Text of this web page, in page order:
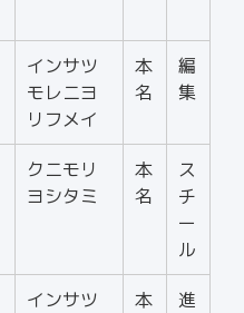
インサツ
モレニヨ
リフメイ
本
名
編
集
クニモリ
ヨシタミ
本
名
ス
チ
ー
ル
インサツ
本
進